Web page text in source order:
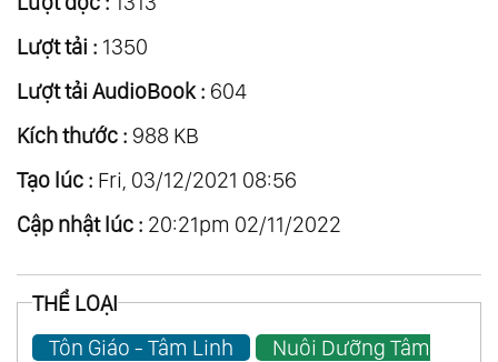
Lượt tải : 1350
Lượt tải AudioBook : 604
Kích thước : 988 KB
Tạo lúc : Fri, 03/12/2021 08:56
Cập nhật lúc : 20:21pm 02/11/2022
THỂ LOẠI
Tôn Giáo - Tâm Linh
Nuôi Dưỡng Tâm